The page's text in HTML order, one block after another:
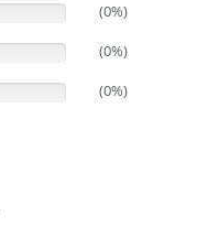
(0%)
(0%)
(0%)